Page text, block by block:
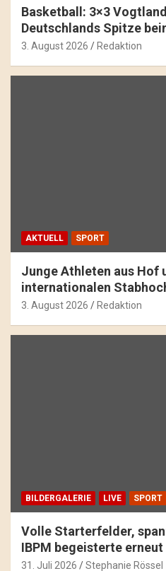
Basketball: 3×3
Deutschlands Spitze
3. August 2026 Redaktion
AKTUELL SPORT
Junge Athleten aus Hof
internationalen
3. August 2026 Redaktion
BILDERGALERIE LIVE SPORT
Volle Starterfelder,
IBPM begeisterte
31. Juli 2026 Stephanie Rössel